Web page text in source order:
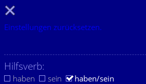
Einstellungen zurücksetzen.
Hilfsverb:
haben sein haben/sein